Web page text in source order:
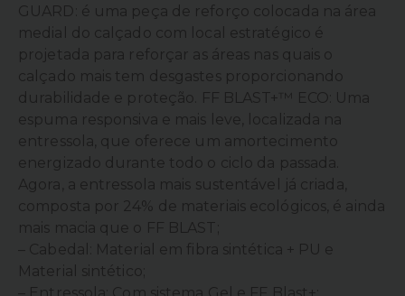
GUARD: é uma peça de reforço colocada na área
medial do calçado com local estratégico é
projetada para reforçar as áreas nas quais o
calçado mais tem desgastes proporcionando
durabilidade e proteção. FF BLAST+™ ECO: Uma
espuma responsiva e mais leve, localizada na
entressola, que oferece um amortecimento
energizado durante todo o ciclo da passada.
Agora, a entressola mais sustentável já criada,
composta por 24% de materiais ecológicos, é ainda
mais macia que o FF BLAST;
– Cabedal: Material em fibra sintética + PU e
Material sintético;